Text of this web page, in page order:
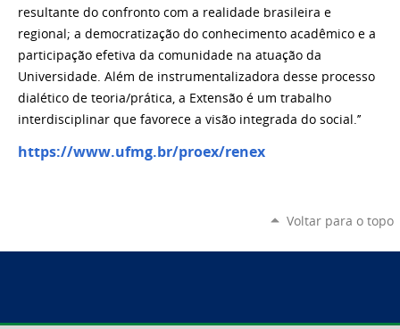
resultante do confronto com a realidade brasileira e
regional; a democratização do conhecimento acadêmico e a
participação efetiva da comunidade na atuação da
Universidade. Além de instrumentalizadora desse processo
dialético de teoria/prática, a Extensão é um trabalho
interdisciplinar que favorece a visão integrada do social.’’
https://www.ufmg.br/proex/renex
Voltar para o topo